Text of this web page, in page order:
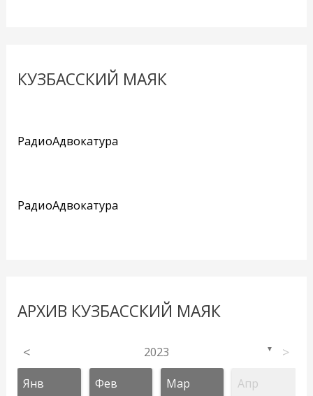
КУЗБАССКИЙ МАЯК
РадиоАдвокатура
РадиоАдвокатура
АРХИВ КУЗБАССКИЙ МАЯК
< 2023 ▼ >
Янв Фев Мар Апр